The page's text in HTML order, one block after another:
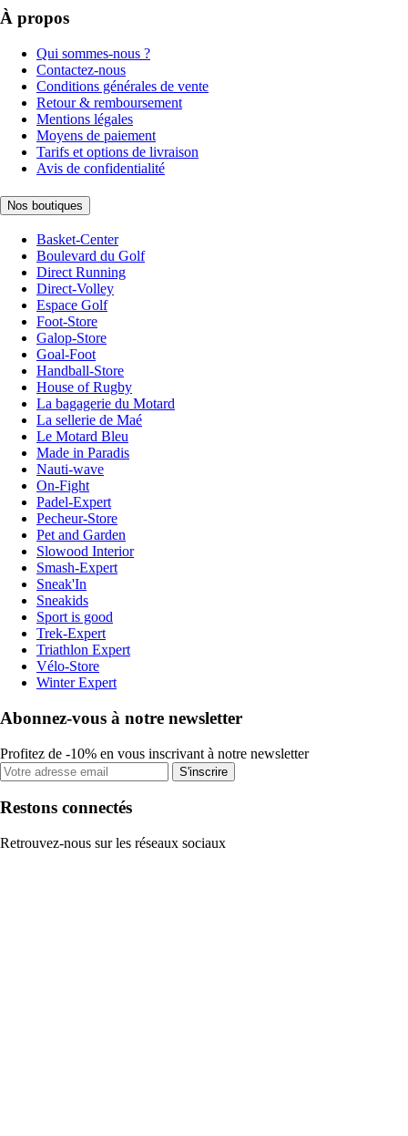
À propos
Qui sommes-nous ?
Contactez-nous
Conditions générales de vente
Retour & remboursement
Mentions légales
Moyens de paiement
Tarifs et options de livraison
Avis de confidentialité
Nos boutiques
Basket-Center
Boulevard du Golf
Direct Running
Direct-Volley
Espace Golf
Foot-Store
Galop-Store
Goal-Foot
Handball-Store
House of Rugby
La bagagerie du Motard
La sellerie de Maé
Le Motard Bleu
Made in Paradis
Nauti-wave
On-Fight
Padel-Expert
Pecheur-Store
Pet and Garden
Slowood Interior
Smash-Expert
Sneak'In
Sneakids
Sport is good
Trek-Expert
Triathlon Expert
Vélo-Store
Winter Expert
Abonnez-vous à notre newsletter
Profitez de -10% en vous inscrivant à notre newsletter
S'inscrire
Restons connectés
Retrouvez-nous sur les réseaux sociaux